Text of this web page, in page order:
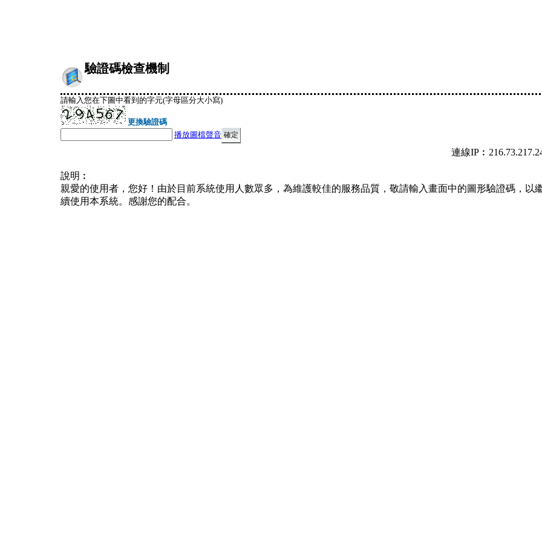
驗證碼檢查機制
請輸入您在下圖中看到的字元(字母區分大小寫)
更換驗證碼
播放圖檔聲音
連線
說明︰
親愛的使用者，您好！由於目前系統使用人數眾多，為維護較佳的服務品質，敬請輸入畫面中的圖形驗證碼，以
續使用本系統。感謝您的配合。